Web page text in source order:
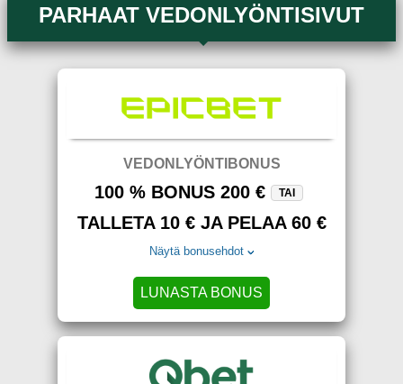
PARHAAT VEDONLYÖNTISIVUT
VEDONLYÖNTIBONUS
100 % BONUS 200 € TAI
TALLETA 10 € JA PELAA 60 €
Näytä bonusehdot
LUNASTA BONUS